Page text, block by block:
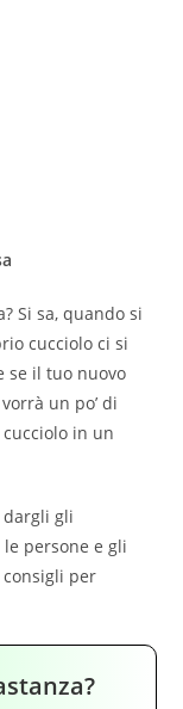
Si sa, quando si
cucciolo ci si
se il tuo nuovo
un po’ di
in un
dargli gli
persone e gli
per